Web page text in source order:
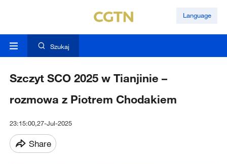
Language
Szukaj
Szczyt SCO 2025 w Tianjinie –
rozmowa z Piotrem Chodakiem
23:15:00,27-Jul-2025
Share